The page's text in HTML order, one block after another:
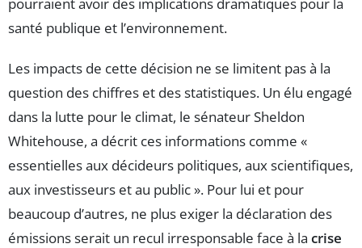
santé publique et l’environnement.
Les impacts de cette décision ne se limitent pas à la
question des chiffres et des statistiques. Un élu engagé
dans la lutte pour le climat, le sénateur Sheldon
Whitehouse, a décrit ces informations comme «
essentielles aux décideurs politiques, aux scientifiques,
aux investisseurs et au public ». Pour lui et pour
beaucoup d’autres, ne plus exiger la déclaration des
émissions serait un recul irresponsable face à la crise